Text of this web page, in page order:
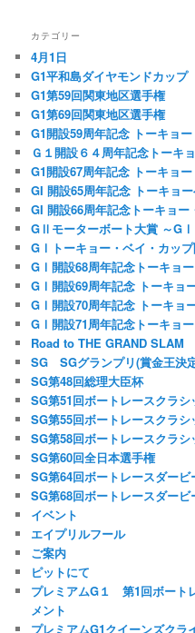
カテゴリー
4月1日
G1平和島ダイヤモンドカップ
G1第59回関東地区選手権
G1第69回関東地区選手権
G1開設59周年記念 トーキョ
Ｇ１開設６４周年記念トーキ
G1開設67周年記念 トーキョ
GI 開設65周年記念 トーキョ
GI 開設66周年記念トーキョー
GⅡモーターボート大賞 ～
GⅠトーキョー・ベイ・カッ
GⅠ開設68周年記念トーキョ
GⅠ開設69周年記念 トーキョ
GⅠ開設70周年記念 トーキョ
GⅠ開設71周年記念トーキョ
Road to THE GRAND
SG SGグランプリ(賞金王決
SG第48回総理大臣杯
SG第51回ボートレースクラシ
SG第55回ボートレースクラシ
SG第58回ボートレースクラシ
SG第60回全日本選手権
SG第64回ボートレースダービ
SG第68回ボートレースダービ
イベント
エイプリルフール
ご案内
ピットにて
プレミアムG１ 第1回ボート
メント
プレミアムG1クイーンズクラ